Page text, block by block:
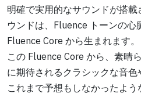
明確で実用的なサウンドが搭
ウンドは、Fluence トーンの心
Fluence Core から生まれます。
この Fluence Core から、素晴
に期待されるクラシックな音
これまで予想もしなかったよう